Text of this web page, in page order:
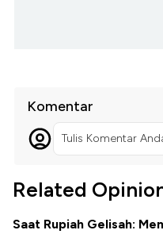
Komentar
Tulis Komentar
Related
Saat Rupiah Gelisah: